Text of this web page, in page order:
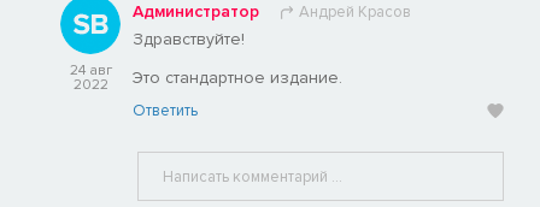
24 авг
2022
Администратор Андрей Красов
Здравствуйте!
Это стандартное издание.
Ответить